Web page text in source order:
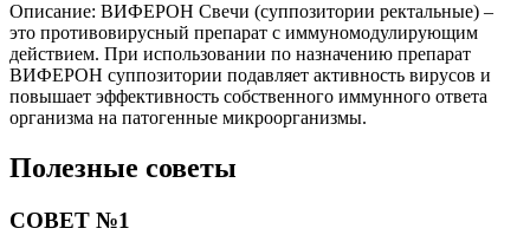
Описание: ВИФЕРОН Свечи (суппозитории ректальные) –
это противовирусный препарат с иммуномодулирующим
действием. При использовании по назначению препарат
ВИФЕРОН суппозитории подавляет активность вирусов и
повышает эффективность собственного иммунного ответа
организма на патогенные микроорганизмы.
Полезные советы
СОВЕТ №1